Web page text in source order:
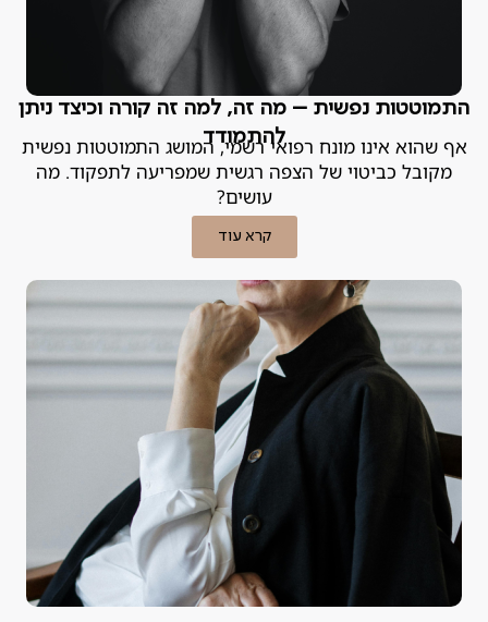
התמוטטות נפשית – מה זה, למה זה קורה וכיצד ניתן
להתמודד
אף שהוא אינו מונח רפואי רשמי, המושג התמוטטות נפשית
מקובל כביטוי של הצפה רגשית שמפריעה לתפקוד. מה
עושים?
קרא עוד